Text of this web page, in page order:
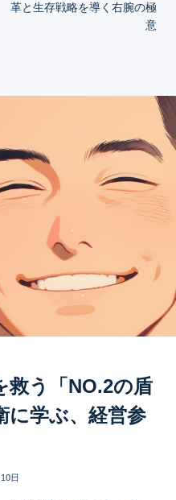
革と生存戦略を導く右腕の極
意
救う「NO.2の盾
に学ぶ、経営参
日